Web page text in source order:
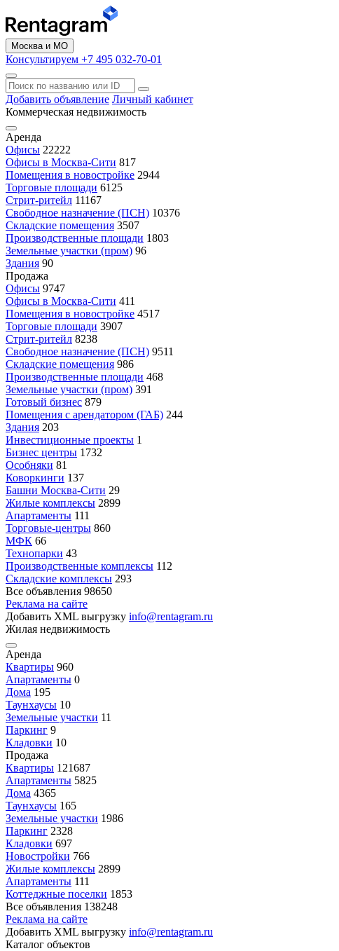
Москва и МО
Консультируем +7 495 032-70-01
Добавить объявление Личный кабинет
Коммерческая недвижимость
Аренда
Офисы 22222
Офисы в Москва-Сити 817
Помещения в новостройке 2944
Торговые площади 6125
Стрит-ритейл 11167
Свободное назначение (ПСН) 10376
Складские помещения 3507
Производственные площади 1803
Земельные участки (пром) 96
Здания 90
Продажа
Офисы 9747
Офисы в Москва-Сити 411
Помещения в новостройке 4517
Торговые площади 3907
Стрит-ритейл 8238
Свободное назначение (ПСН) 9511
Складские помещения 986
Производственные площади 468
Земельные участки (пром) 391
Готовый бизнес 879
Помещения с арендатором (ГАБ) 244
Здания 203
Инвестиционные проекты 1
Бизнес центры 1732
Особняки 81
Коворкинги 137
Башни Москва-Сити 29
Жилые комплексы 2899
Апартаменты 111
Торговые-центры 860
МФК 66
Технопарки 43
Производственные комплексы 112
Складские комплексы 293
Все объявления 98650
Реклама на сайте
Добавить XML выгрузку info@rentagram.ru
Жилая недвижимость
Аренда
Квартиры 960
Апартаменты 0
Дома 195
Таунхаусы 10
Земельные участки 11
Паркинг 9
Кладовки 10
Продажа
Квартиры 121687
Апартаменты 5825
Дома 4365
Таунхаусы 165
Земельные участки 1986
Паркинг 2328
Кладовки 697
Новостройки 766
Жилые комплексы 2899
Апартаменты 111
Коттеджные поселки 1853
Все объявления 138248
Реклама на сайте
Добавить XML выгрузку info@rentagram.ru
Каталог объектов